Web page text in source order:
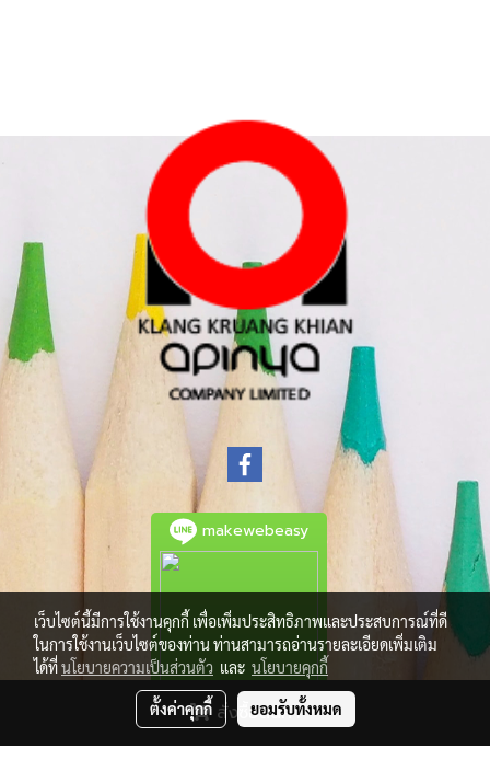
สั่งซื้อสินค้า
makewebeasy
เว็บไซต์นี้มีการใช้งานคุกกี้ เพื่อเพิ่มประสิทธิภาพและประสบการณ์ที่ดี
ในการใช้งานเว็บไซต์ของท่าน ท่านสามารถอ่านรายละเอียดเพิ่มเติม
ได้ที่นโยบายความเป็นส่วนตัว และ นโยบายคุกกี้
ตั้งค่าคุกกี้ ยอมรับทั้งหมด